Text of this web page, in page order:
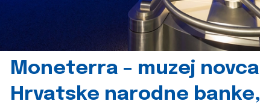
Moneterra – muzej novca
Hrvatske narodne banke,